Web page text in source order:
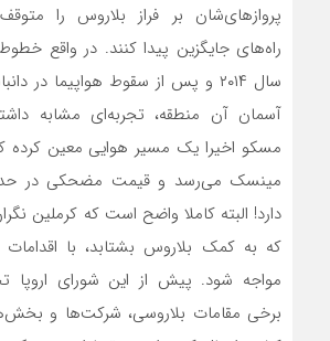
پروازهای‌شان بر فراز بلاروس را
راه‌های جایگزین پیدا کنند. در واقع
سال ۲۰۱۴ و پس از سقوط هواپیما در
آسمان آن منطقه، تجربه‌ای مشابه
مسکو اخیرا یک مسیر هوایی معین کرده
دارد! البته کاملا واضح است که کرملین
که به کمک بلاروس بشتابد، با اقدامات
مواجه شود. پیش از این شورای اروپا
برخی مقامات بلاروسی، شرکت‌ها و